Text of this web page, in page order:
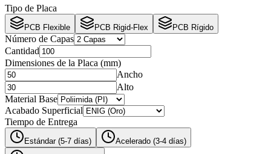
Tipo de Placa
PCB Flexible PCB Rigid-Flex PCB Rígido
Número de Capas
Cantidad
Dimensiones de la Placa (mm)
Ancho
Alto
Material Base
Acabado Superficial
Tiempo de Entrega
Estándar (5-7 días) Acelerado (3-4 días)